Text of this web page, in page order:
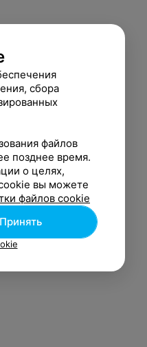
сбора
файлов
позднее время.
о целях,
вы можете
файлов cookie
Принять